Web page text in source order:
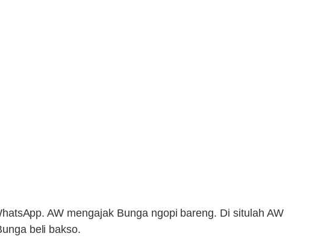
AW mengajak Bunga ngopi bareng. Di situlah AW
beli bakso.